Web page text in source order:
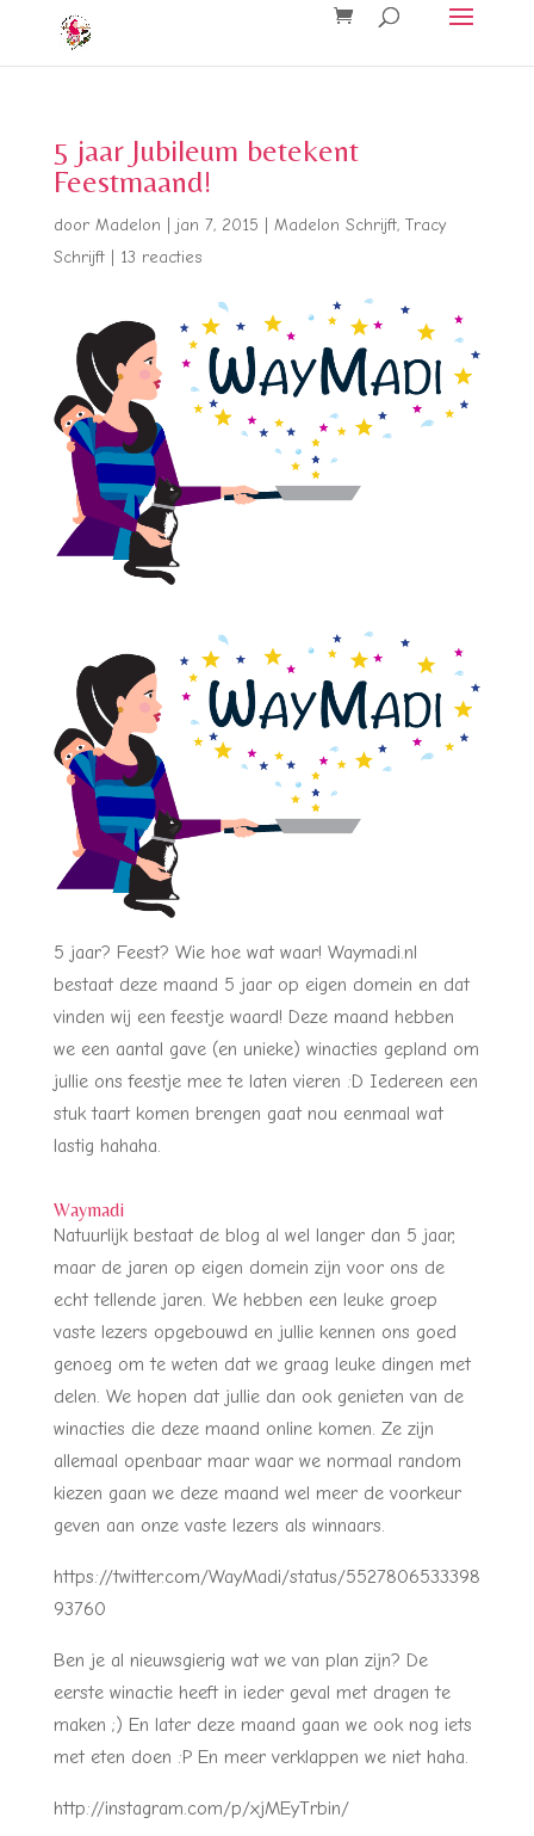
5 jaar Jubileum betekent
Feestmaand!
door Madelon jan 7, 2015 Madelon Schrijft, Tracy
Schrijft| 13 reacties
5 jaar? Feest? Wie hoe wat waar! Waymadi.nl
bestaat deze maand 5 jaar op eigen domein en dat
vinden wij een feestje waard! Deze maand hebben
we een aantal gave (en unieke) winacties gepland om
jullie ons feestje mee te laten vieren :D Iedereen een
stuk taart komen brengen gaat nou eenmaal wat
lastig hahaha.
Waymadi
Natuurlijk bestaat de blog al wel langer dan 5 jaar,
maar de jaren op eigen domein zijn voor ons de
echt tellende jaren. We hebben een leuke groep
vaste lezers opgebouwd en jullie kennen ons goed
genoeg om te weten dat we graag leuke dingen met
delen. We hopen dat jullie dan ook genieten van de
winacties die deze maand online komen. Ze zijn
allemaal openbaar maar waar we normaal random
kiezen gaan we deze maand wel meer de voorkeur
geven aan onze vaste lezers als winnaars.
https://twitter.com/WayMadi/status/5527806533398
93760
Ben je al nieuwsgierig wat we van plan zijn? De
eerste winactie heeft in ieder geval met dragen te
maken ;) En later deze maand gaan we ook nog iets
met eten doen :P En meer verklappen we niet haha.
http://instagram.com/p/xjMEyTrbin/